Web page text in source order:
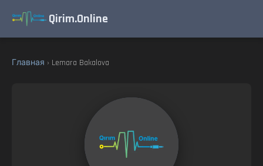
Qirim.Online
Главная › Lemara Bakalova